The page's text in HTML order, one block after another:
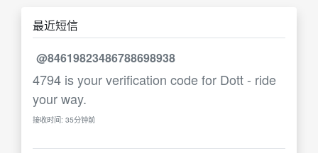
最近短信
@84619823486788698938
4794 is your verification code for Dott - ride
your way.
接收时间: 35分钟前